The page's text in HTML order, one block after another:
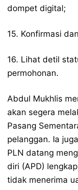
dompet digital;
15. Konfirmasi
16. Lihat detil
permohonan.
Abdul Mukhlis
akan segera
Pasang
pelanggan. Ia
PLN datang
diri (APD)
tidak menerima